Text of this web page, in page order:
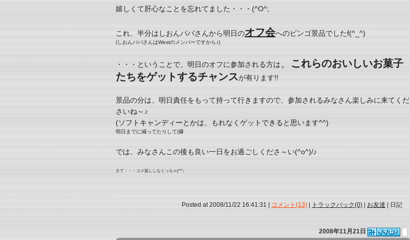
嬉しくて肝心なことを忘れてました・・・(^O^;
これ、半分はしおんパパさんから明日のオフ会へのビンゴ景品でしたf(^_^)
(しおんパパさんはWestのメンバーですから♪)
・・・ということで、明日のオフに参加される方は、 これらのおいしいお菓子
たちをゲットするチャンスが有ります!!
景品の分は、明日責任をもって持って行きますので、参加されるみなさん楽しみに来てくだ
さいね～♪
(ソフトキャンディーとかは、もれなくゲットできると思います^^)
明日までに減ってたりして(爆
では、みなさんこの後も良い一日をお過ごしくださ～い(^o^)/♪
さて・・・コメ返ししなくっちゃ(^^;
Posted at 2008/11/22 16:41:31 | コメント(13) トラックバック(0) お友達 | 日記
2008年11月21日